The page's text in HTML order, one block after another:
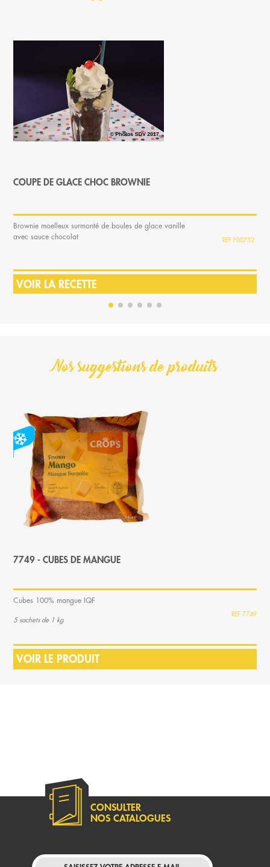
COUPE DE GLACE CHOC BROWNIE
Brownie moelleux surmonté de boules de glace vanille
avec sauce chocolat
F00752
VOIR LA RECETTE
Nos suggestions de produits
7749 - CUBES DE MANGUE
Cubes 100% mangue IQF
5 sachets de 1 kg
7749
VOIR LE PRODUIT
CONSULTER
NOS CATALOGUES